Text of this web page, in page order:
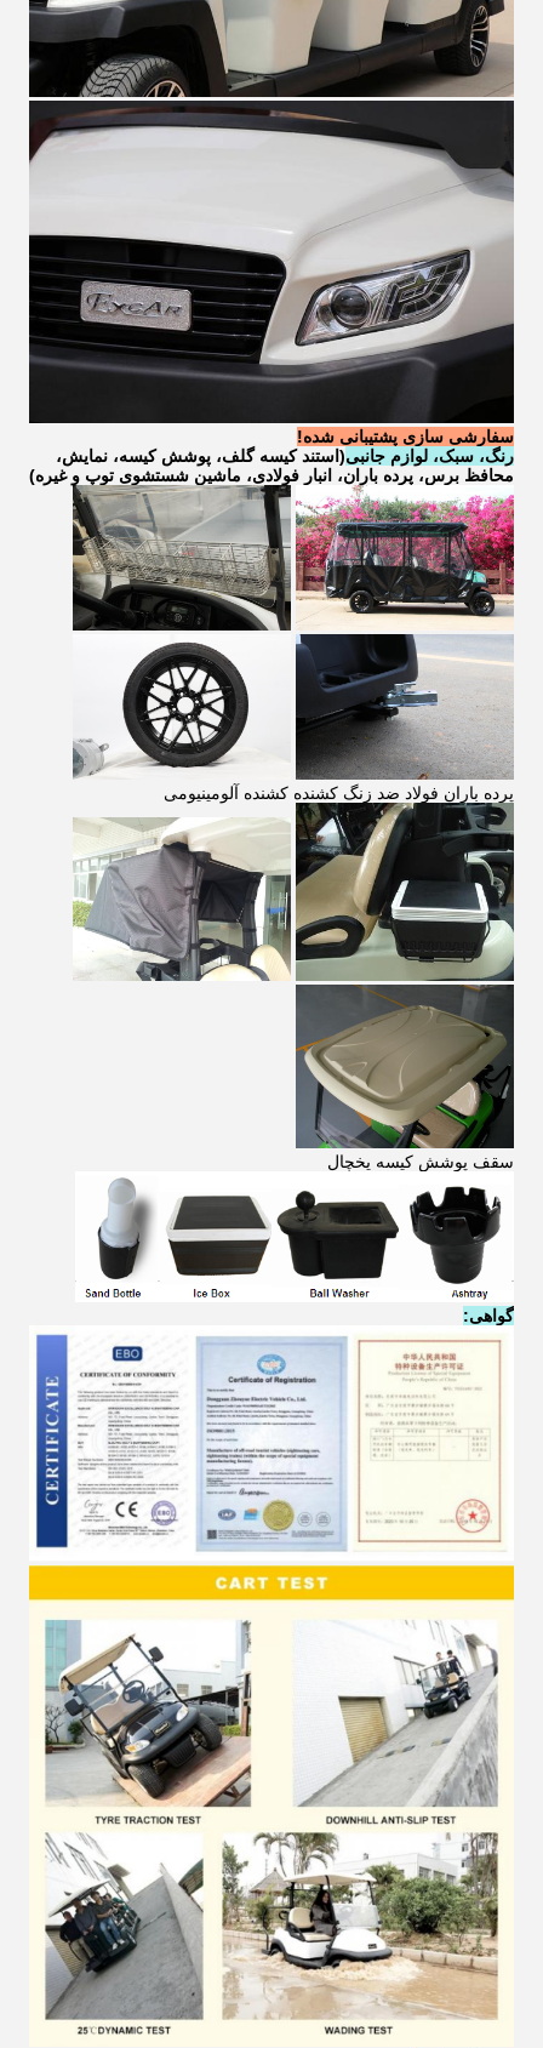
سفارشی سازی پشتیبانی شده!
رنگ، سبک، لوازم جانبی(استند کیسه گلف، پوشش کیسه، نمایش،
محافظ برس، پرده باران، انبار فولادی، ماشین شستشوی توپ و غیره)
پرده باران فولاد ضد زنگ کشنده کشنده آلومینیومی
سقف پوشش کیسه یخچال
گواهی: